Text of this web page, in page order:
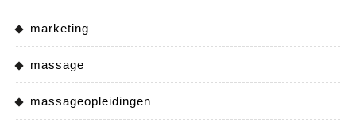
marketing
massage
massageopleidingen